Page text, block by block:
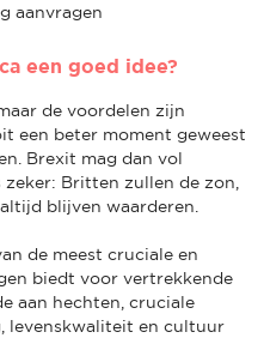
aanvragen
een goed idee?
de voordelen zijn
een beter moment geweest
Brexit mag dan vol
Britten zullen de zon,
blijven waarderen.
de meest cruciale en
biedt voor vertrekkende
aan hechten, cruciale
levenskwaliteit en cultuur